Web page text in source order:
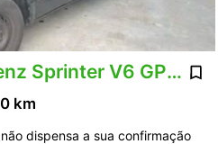
2008' Mercedes-Benz Sprinter V6 GPS/
km
dispensa a sua confirmação